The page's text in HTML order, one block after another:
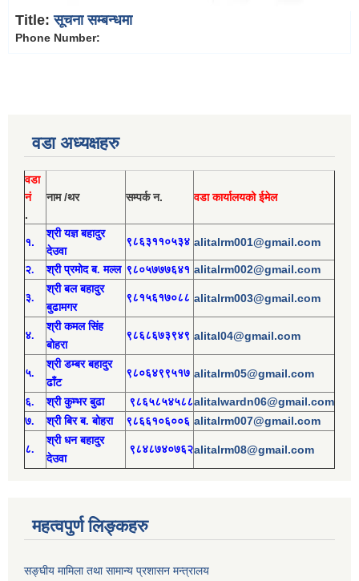
Title:सूचना सम्बन्धमा
Phone Number:
वडा अध्यक्षहरु
वडा
नं
.
नाम /थर सम्पर्क न. वडा कार्यालयको ईमेल
१.
श्री यज्ञ बहादुर
देउवा
९८६३११०५३४ alitalrm001@gmail.com
२. श्रीप्रमोदब. मल्ल ९८०५७७७६४१ alitalrm002@gmail.com
३.
श्रीबल बहादुर
बुढामगर
९८१५६१७०८८ alitalrm003@gmail.com
४.
श्री कमल सिंह
बोहरा
९८६८६७३९४९ alital04@gmail.com
५.
श्री डम्बर बहादुर
ढाँट
९८०६४९९५१७ alitalrm05@gmail.com
६. श्री कुम्भर बुढा ९८६५८५४५८८alitalwardn06@gmail.com
७. श्री बिर ब. बोहरा ९८६६१०६००६ alitalrm007@gmail.com
८.
श्री धन बहादुर
देउवा
९८४८७४०७६२alitalrm08@gmail.com
महत्वपुर्ण लिङ्कहरु
सङ्घीय मामिला तथा सामान्य प्रशासन मन्त्रालय